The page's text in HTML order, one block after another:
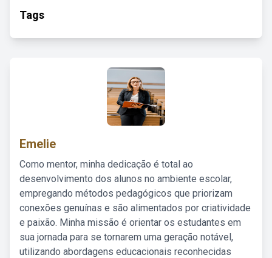
Tags
Emelie
Como mentor, minha dedicação é total ao
desenvolvimento dos alunos no ambiente escolar,
empregando métodos pedagógicos que priorizam
conexões genuínas e são alimentados por criatividade
e paixão. Minha missão é orientar os estudantes em
sua jornada para se tornarem uma geração notável,
utilizando abordagens educacionais reconhecidas